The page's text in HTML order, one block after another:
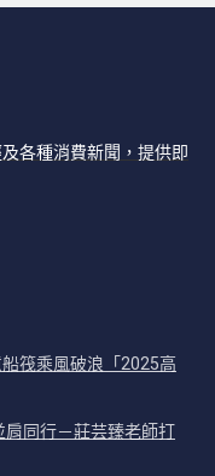
各種消費新聞，提供即
筏乘風破浪「2025高
同行－莊芸臻老師打